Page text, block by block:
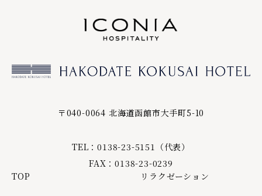
〒040-0064 北海道函館市大手町5-10
TEL：0138-23-5151（代表）
FAX：0138-23-0239
TOP
リラクゼーション